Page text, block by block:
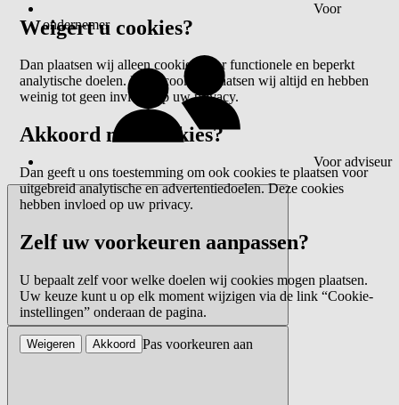
Voor
ondernemer
Voor adviseur
Weigert u cookies?
Dan plaatsen wij alleen cookies voor functionele en beperkt
analytische doelen. Deze cookies plaatsen wij altijd en hebben
weinig tot geen invloed op uw privacy.
Akkoord met cookies?
Dan geeft u ons toestemming om ook cookies te plaatsen voor
uitgebreid analytische en advertentiedoelen. Deze cookies
hebben invloed op uw privacy.
Zelf uw voorkeuren aanpassen?
U bepaalt zelf voor welke doelen wij cookies mogen plaatsen.
Uw keuze kunt u op elk moment wijzigen via de link “Cookie-
instellingen” onderaan de pagina.
Pas voorkeuren aan
Weigeren Akkoord